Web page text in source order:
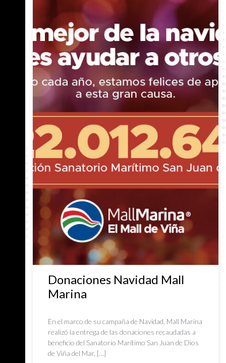
Donaciones Navidad Mall
Marina
En el marco de su campaña de Navidad, Mall Marina
realizó la entrega de las donaciones recaudadas a
beneficio del Sanatorio Marítimo San Juan de Dios
de Viña del Mar, […]